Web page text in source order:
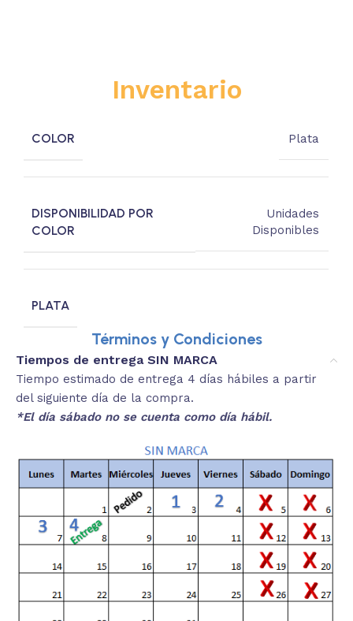
Inventario
COLOR Plata
DISPONIBILIDAD POR
COLOR
Unidades
Disponibles
PLATA
Términos y Condiciones
Tiempos de entrega SIN MARCA
Tiempo estimado de entrega 4 días hábiles a partir
del siguiente día de la compra.
*El día sábado no se cuenta como día hábil.